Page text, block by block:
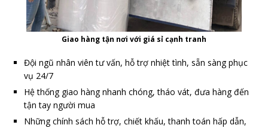
Giao hàng tận nơi với giá sỉ cạnh tranh
Đội ngũ nhân viên tư vấn, hỗ trợ nhiệt tình, sẵn sàng phục
vụ 24/7
Hệ thống giao hàng nhanh chóng, tháo vát, đưa hàng đến
tận tay người mua
Những chính sách hỗ trợ, chiết khấu, thanh toán hấp dẫn,